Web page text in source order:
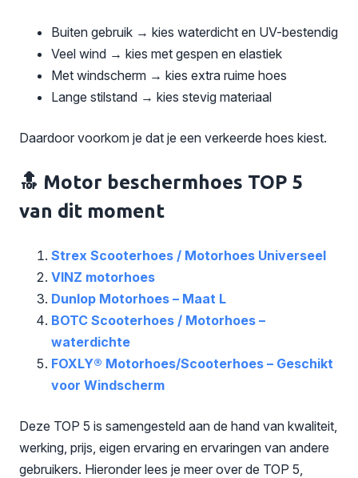
Buiten gebruik → kies waterdicht en UV-bestendig
Veel wind → kies met gespen en elastiek
Met windscherm → kies extra ruime hoes
Lange stilstand → kies stevig materiaal
Daardoor voorkom je dat je een verkeerde hoes kiest.
🔝 Motor beschermhoes TOP 5
van dit moment
Strex Scooterhoes / Motorhoes Universeel
VINZ motorhoes
Dunlop Motorhoes – Maat L
BOTC Scooterhoes / Motorhoes –
waterdichte
FOXLY® Motorhoes/Scooterhoes – Geschikt
voor Windscherm
Deze TOP 5 is samengesteld aan de hand van kwaliteit,
werking, prijs, eigen ervaring en ervaringen van andere
gebruikers. Hieronder lees je meer over de TOP 5,